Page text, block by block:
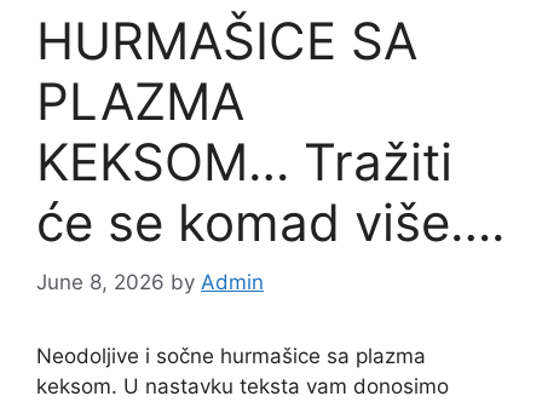
HURMAŠICE SA
PLAZMA
KEKSOM… Tražiti
će se komad više….
June 8, 2026 by Admin
Neodoljive i sočne hurmašice sa plazma
keksom. U nastavku teksta vam donosimo